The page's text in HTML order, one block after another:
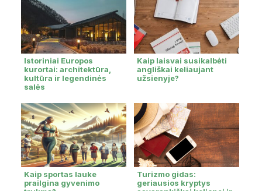
Istoriniai Europos
kurortai: architektūra,
kultūra ir legendinės
salės
Kaip laisvai susikalbėti
angliškai keliaujant
užsienyje?
Kaip sportas lauke
prailgina gyvenimo
Turizmo gidas:
geriausios kryptys